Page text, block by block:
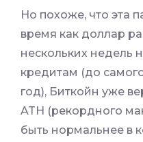
Но похоже, что эта
время как доллар
нескольких недель
кредитам (до
год), Биткойн уже
ATH (рекордного
быть нормальнее в